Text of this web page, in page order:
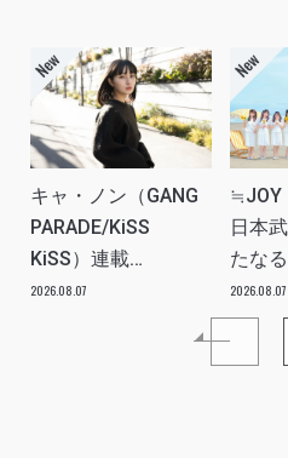
キャ・ノン（GANG
PARADE/KiSS
KiSS）連載
vol.113「読者からの
質問”のんちゃんはラ
2026.08.07
≒JOY
日本
たな
≒JOY
力を
2026.08.07